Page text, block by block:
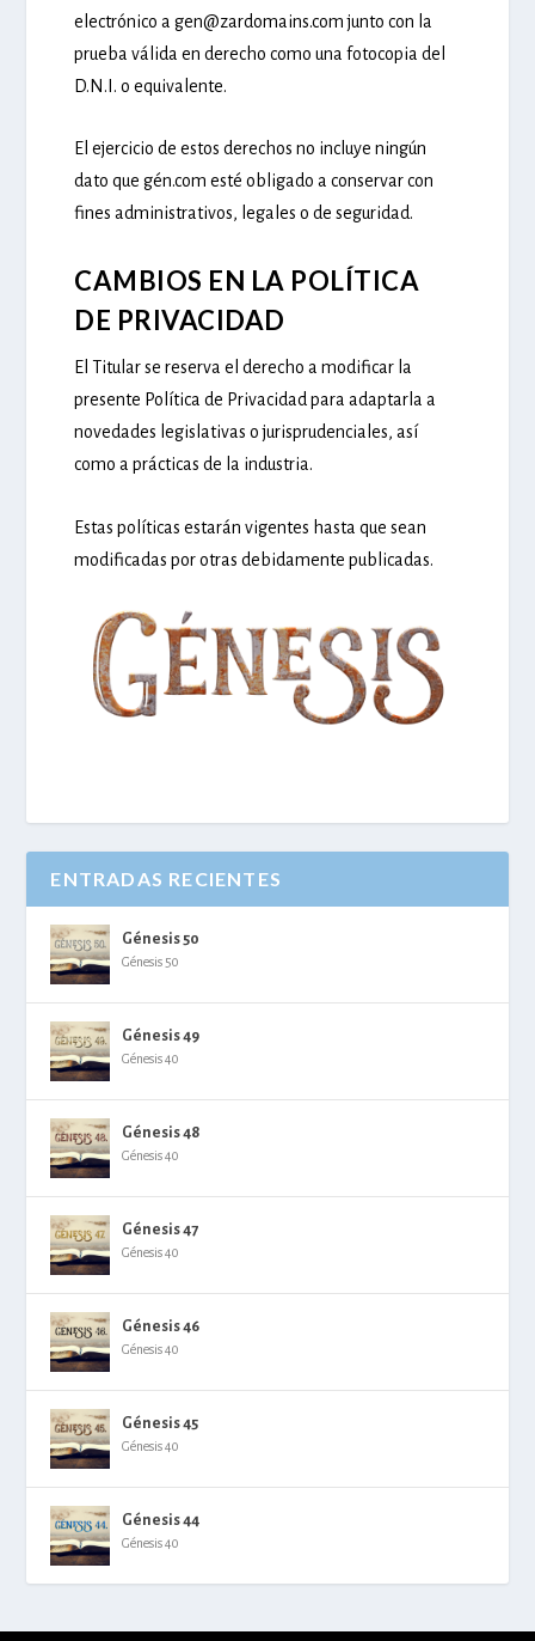
electrónico a gen@zardomains.com junto con la
prueba válida en derecho como una fotocopia del
D.N.I. o equivalente.
El ejercicio de estos derechos no incluye ningún
dato que gén.com esté obligado a conservar con
fines administrativos, legales o de seguridad.
CAMBIOS EN LA POLÍTICA
DE PRIVACIDAD
El Titular se reserva el derecho a modificar la
presente Política de Privacidad para adaptarla a
novedades legislativas o jurisprudenciales, así
como a prácticas de la industria.
Estas políticas estarán vigentes hasta que sean
modificadas por otras debidamente publicadas.
ENTRADAS RECIENTES
Génesis 50
Génesis 50
Génesis 49
Génesis 40
Génesis 48
Génesis 40
Génesis 47
Génesis 40
Génesis 46
Génesis 40
Génesis 45
Génesis 40
Génesis 44
Génesis 40